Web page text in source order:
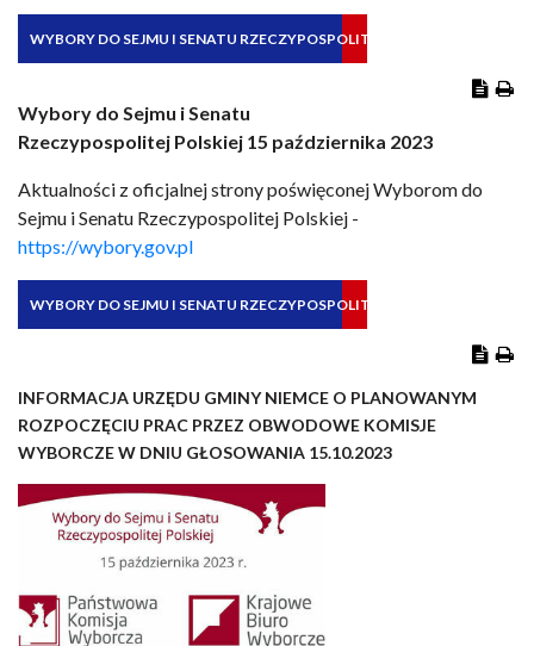
WYBORY DO SEJMU I SENATU RZECZYPOSPOLITEJ POLSKIEJ 15
Wybory do Sejmu i Senatu
Rzeczypospolitej Polskiej 15 października 2023
Aktualności z oficjalnej strony poświęconej Wyborom do
Sejmu i Senatu Rzeczypospolitej Polskiej -
https://wybory.gov.pl
WYBORY DO SEJMU I SENATU RZECZYPOSPOLITEJ POLSKIEJ 2023 R.
INFORMACJA URZĘDU GMINY NIEMCE O PLANOWANYM
ROZPOCZĘCIU PRAC PRZEZ OBWODOWE KOMISJE
WYBORCZE W DNIU GŁOSOWANIA 15.10.2023